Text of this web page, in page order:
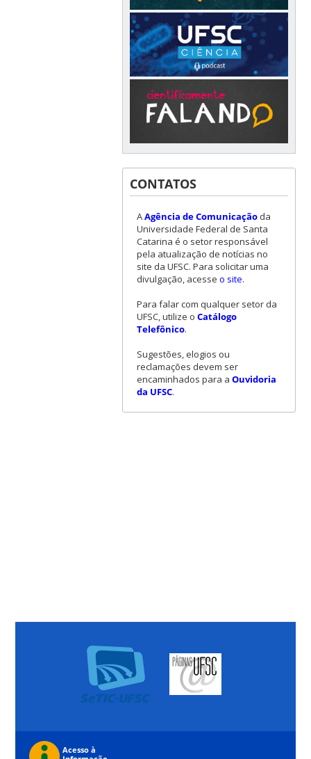
CONTATOS
AAgência de Comunicaçãoda
Universidade Federal de Santa
Catarina é o setor responsável
pela atualização de notícias no
site da UFSC. Para solicitar uma
divulgação, acesse o site.
Para falar com qualquer setor da
UFSC, utilize o Catálogo
Telefônico.
Sugestões, elogios ou
reclamações devem ser
encaminhados para a Ouvidoria
da UFSC.